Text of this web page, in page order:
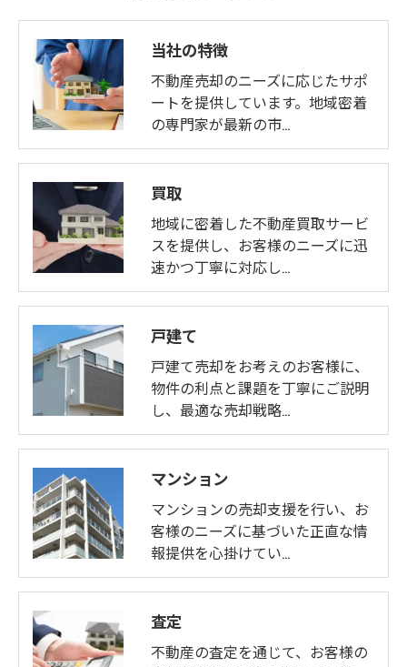
当社の特徴
不動産売却のニーズに応じたサポ
ートを提供しています。地域密着
の専門家が最新の市…
買取
地域に密着した不動産買取サービ
スを提供し、お客様のニーズに迅
速かつ丁寧に対応し…
戸建て
戸建て売却をお考えのお客様に、
物件の利点と課題を丁寧にご説明
し、最適な売却戦略…
マンション
マンションの売却支援を行い、お
客様のニーズに基づいた正直な情
報提供を心掛けてい…
査定
不動産の査定を通じて、お客様の